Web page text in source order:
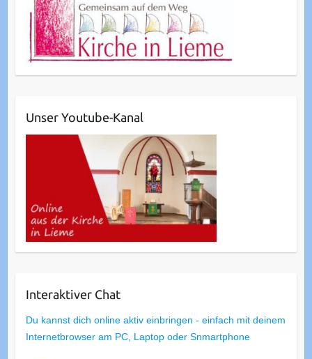
Unser Youtube-Kanal
Interaktiver Chat
Du kannst dich online aktiv einbringen - einfach mit deinem
Internetbrowser am PC, Laptop oder Snmartphone